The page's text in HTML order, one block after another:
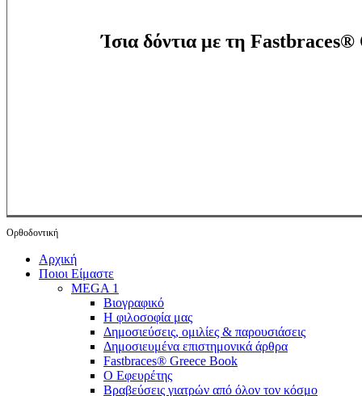
Ίσια δόντια με τη Fastbraces®
Ορθοδοντική
Close
Menu
Αρχική
Ποιοι Είμαστε
MEGA 1
Βιογραφικό
Η φιλοσοφία μας
Δημοσιεύσεις, ομιλίες & παρουσιάσεις
Δημοσιευμένα επιστημονικά άρθρα
Fastbraces® Greece Book
Ο Εφευρέτης
Bραβεύσεις γιατρών από όλον τον κόσμο